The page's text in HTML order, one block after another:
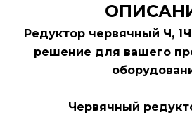
Редуктор червячный Ч,
решение для вашего
Червячный